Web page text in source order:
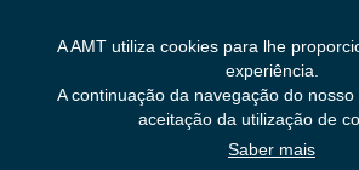
A AMT utiliza cookies para lhe
experiência.
A continuação da navegação do
aceitação da utilização de
Saber mais